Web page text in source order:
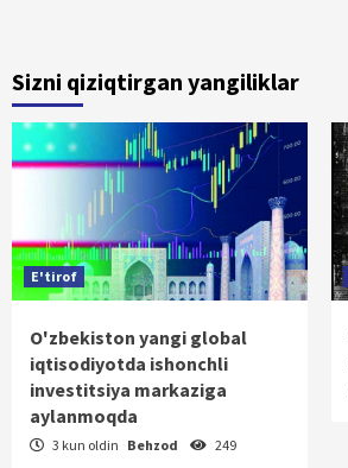
Sizni qiziqtirgan yangiliklar
E'tirof
O'zbekiston yangi global
iqtisodiyotda ishonchli
investitsiya markaziga
aylanmoqda
3 kun oldin Behzod 249